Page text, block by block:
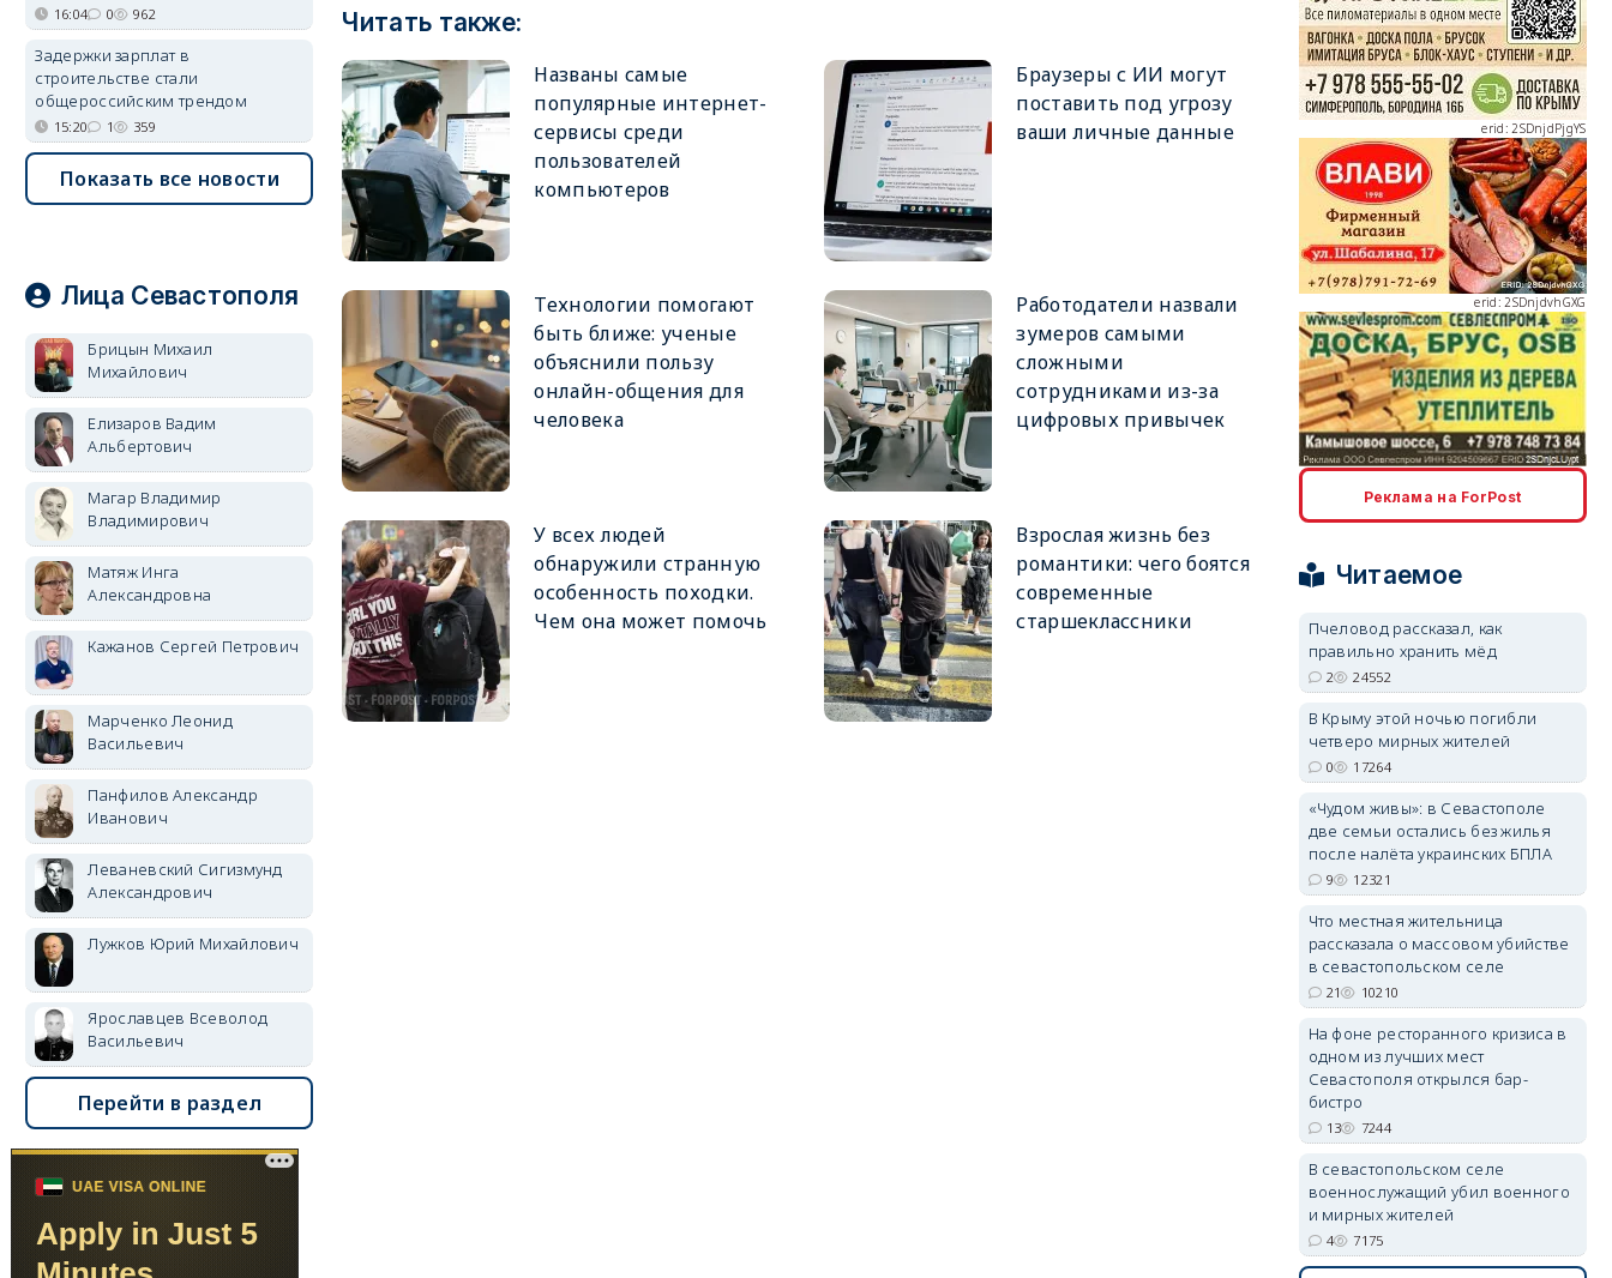
Читать также:
Названы самые
популярные интернет-
сервисы среди
пользователей
компьютеров
Браузеры с ИИ могут
поставить под угрозу
ваши личные данные
Технологии помогают
быть ближе: ученые
объяснили пользу
онлайн-общения для
человека
Работодатели назвали
зумеров самыми
сложными
сотрудниками из-за
цифровых привычек
У всех людей
обнаружили странную
особенность походки.
Чем она может помочь
Взрослая жизнь без
романтики: чего боятся
современные
старшеклассники
16:04 0 962
Задержки зарплат в
строительстве стали
общероссийским трендом
15:20 1 359
Показать все новости
Лица Севастополя
Брицын Михаил
Михайлович
Елизаров Вадим
Альбертович
Магар Владимир
Владимирович
Матяж Инга
Александровна
Кажанов Сергей Петрович
Марченко Леонид
Васильевич
Панфилов Александр
Иванович
Леваневский Сигизмунд
Александрович
Лужков Юрий Михайлович
Ярославцев Всеволод
Васильевич
Перейти в раздел
erid: 2SDnjdPjgYS
erid: 2SDnjdvhGXG
erid: 2SDnjcLUypt
erid: 2SDnjcrDNw6
Реклама на ForPost
Читаемое
Пчеловод рассказал, как
правильно хранить мёд
2 24552
В Крыму этой ночью погибли
четверо мирных жителей
0 17264
«Чудом живы»: в Севастополе
две семьи остались без жилья
после налёта украинских БПЛА
9 12321
Что местная жительница
рассказала о массовом убийстве
в севастопольском селе
21 10210
На фоне ресторанного кризиса в
одном из лучших мест
Севастополя открылся бар-
бистро
13 7244
В севастопольском селе
военнослужащий убил военного
и мирных жителей
4 7175